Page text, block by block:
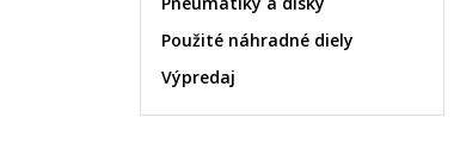
Použité náhradné diely
Výpredaj